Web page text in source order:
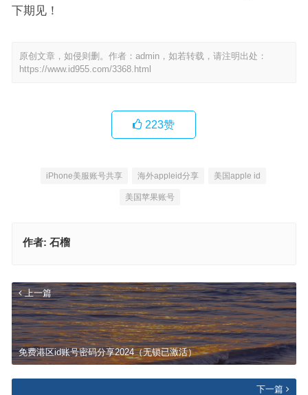
下期见！
原创文章，如侵则删。作者：admin，如若转载，请注明出处：
https://www.id955.com/3368.html
223赞
iPhone美服账号共享 海外appleid分享 美国apple id
美国苹果账号
作者: 石榴
上一篇
免费港区id账号密码分享2024（无锁已激活）
下一篇